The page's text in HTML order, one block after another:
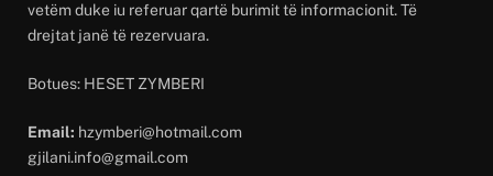
vetëm duke iu referuar qartë burimit të informacionit. Të
drejtat janë të rezervuara.
Botues: HESET ZYMBERI
Email: hzymberi@hotmail.com
gjilani.info@gmail.com